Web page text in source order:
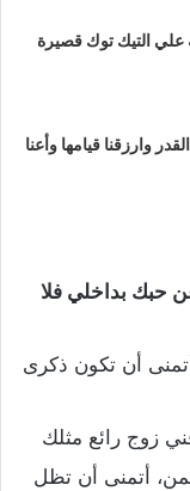
علي التيك توك قصيرة
وارزقنا قيامها وأعنا
حبك بداخلي فلا
أتمنى أن تكون ذكرى
زوج رائع مثلك
أتمنى أن تظل